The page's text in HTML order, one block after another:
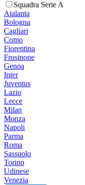
Squadra Serie A
Atalanta
Bologna
Cagliari
Como
Fiorentina
Frosinone
Genoa
Inter
Juventus
Lazio
Lecce
Milan
Monza
Napoli
Parma
Roma
Sassuolo
Torino
Udinese
Venezia